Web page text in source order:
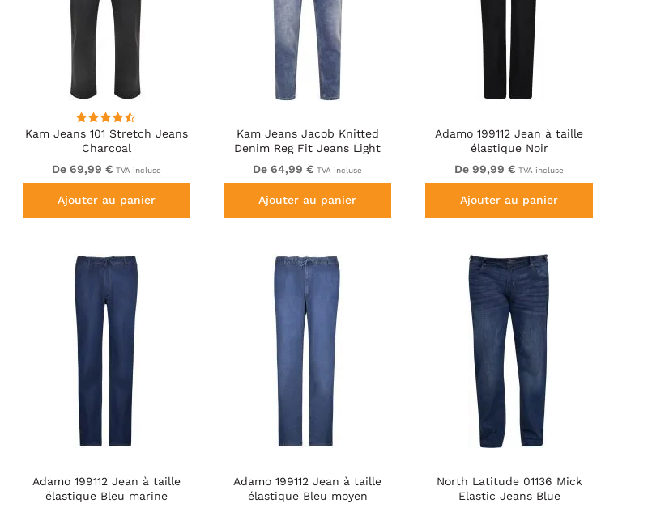
Kam Jeans 101 Stretch Jeans
Charcoal
De 69,99 € TVA incluse
Ajouter au panier
Kam Jeans Jacob Knitted
Denim Reg Fit Jeans Light
Wash Blue
De 64,99 € TVA incluse
Ajouter au panier
Adamo 199112 Jean à taille
élastique Noir
De 99,99 € TVA incluse
Ajouter au panier
Adamo 199112 Jean à taille
élastique Bleu marine
Adamo 199112 Jean à taille
élastique Bleu moyen
North Latitude 01136 Mick
Elastic Jeans Blue